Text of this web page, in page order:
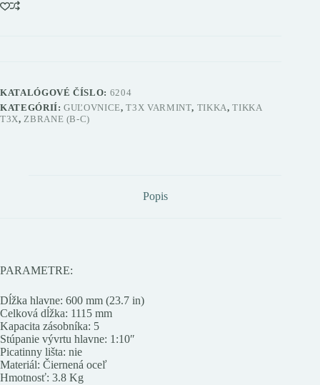
KATALÓGOVÉ ČÍSLO: 6204
KATEGÓRIÍ:GUĽOVNICE,T3X VARMINT, TIKKA,TIKKA
T3X, ZBRANE (B-C)
Popis
PARAMETRE:
Dĺžka hlavne: 600 mm (23.7 in)
Celková dĺžka: 1115 mm
Kapacita zásobníka: 5
Stúpanie vývrtu hlavne: 1:10″
Picatinny lišta: nie
Materiál: Čiernená oceľ
Hmotnosť: 3.8 Kg